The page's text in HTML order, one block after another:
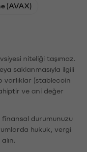
(AVAX)
niteliği taşımaz.
saklanmasıyla ilgili
varlıklar (stablecoin
ve ani değer
durumunuzu
hukuk, vergi